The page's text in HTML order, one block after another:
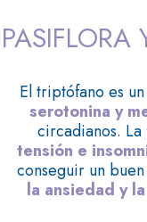
El triptófano es un
serotonina y
circadianos. La
tensión e
conseguir un
la ansiedad y